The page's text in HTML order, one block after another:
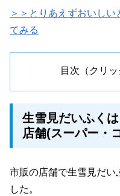
＞＞とりあえずおいし
てみる
目次（クリッ
生雪見だいふく
店舗(スーパー・
市販の店舗で生雪見だい
した。